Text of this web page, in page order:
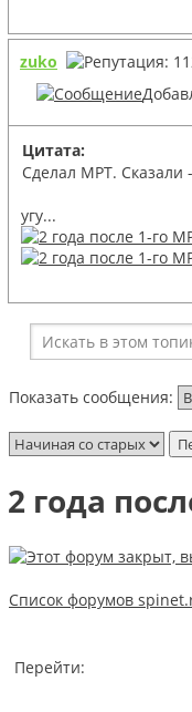
zuko
Цитата:
Сделал МРТ.
угу...
Показать сообщения:
2 года
Список форумов
Перейти: